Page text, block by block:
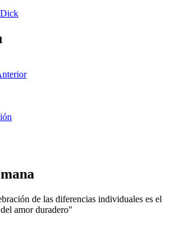
de las diferencias individuales es el
amor duradero"